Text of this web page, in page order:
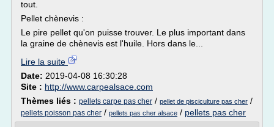
tout.
Pellet chènevis :
Le pire pellet qu'on puisse trouver. Le plus important dans
la graine de chènevis est l'huile. Hors dans le...
Lire la suite
Date: 2019-04-08 16:30:28
Site : http://www.carpealsace.com
Thèmes liés : pellets carpe pas cher / pellet de pisciculture pas cher /
pellets poisson pas cher / pellets pas cher alsace / pellets pas cher